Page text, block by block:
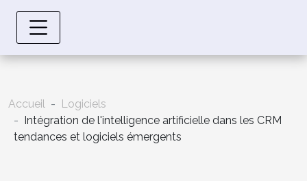
Accueil
Logiciels
Intégration de l'intelligence artificielle dans les CRM
tendances et logiciels émergents